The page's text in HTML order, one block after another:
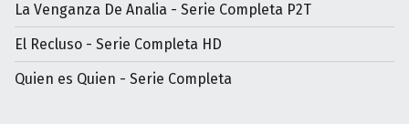
La Venganza De Analia - Serie Completa P2T
El Recluso - Serie Completa HD
Quien es Quien - Serie Completa